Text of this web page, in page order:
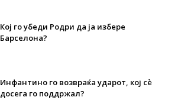
Кој го убеди Родри да ја избере
Барселона?
Инфантино го возвраќа ударот, кој сè
досега го поддржал?